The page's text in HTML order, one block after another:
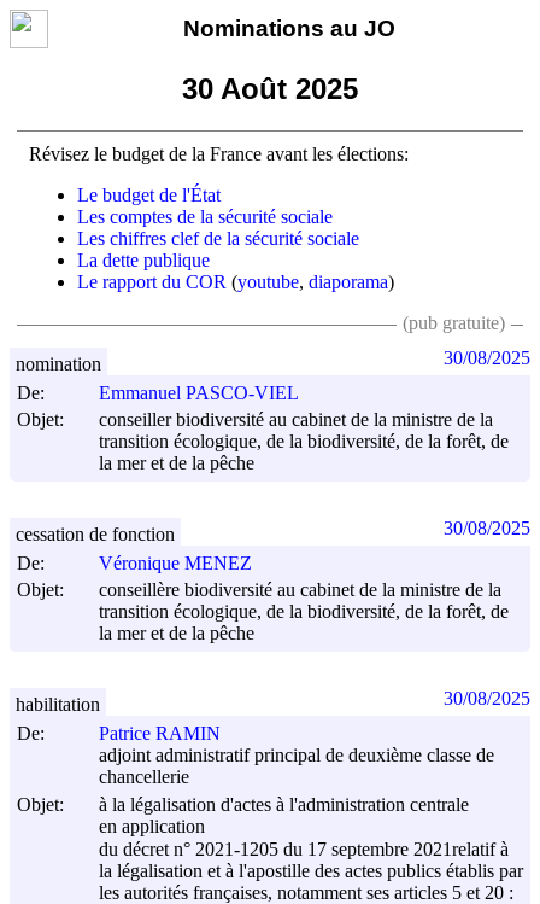
Nominations au JO
30 Août 2025
Révisez le budget de la France avant les élections:
Le budget de l'État
Les comptes de la sécurité sociale
Les chiffres clef de la sécurité sociale
La dette publique
Le rapport du COR (youtube, diaporama)
(pub gratuite)
De:
Emmanuel PASCO-VIEL
Objet:
conseiller biodiversité au cabinet de la ministre de la
transition écologique, de la biodiversité, de la forêt, de
la mer et de la pêche
nomination 30/08/2025
De:
Véronique MENEZ
Objet:
conseillère biodiversité au cabinet de la ministre de la
transition écologique, de la biodiversité, de la forêt, de
la mer et de la pêche
cessation de fonction 30/08/2025
De:
Patrice RAMIN
adjoint administratif principal de deuxième classe de
chancellerie
Objet:
à la légalisation d'actes à l'administration centrale
en application
du décret n° 2021-1205 du 17 septembre 2021relatif à
la légalisation et à l'apostille des actes publics établis par
les autorités françaises, notamment ses articles 5 et 20 :
habilitation 30/08/2025